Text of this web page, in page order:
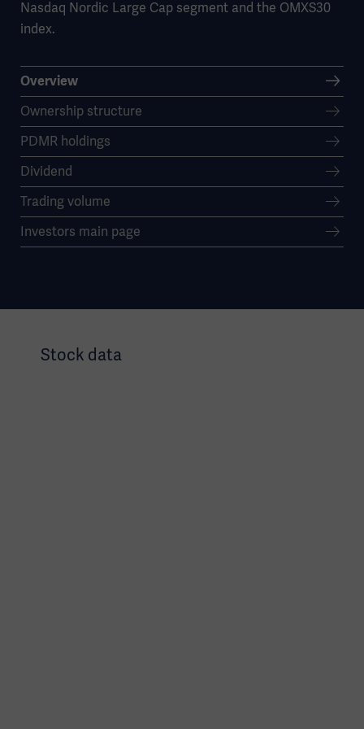
Nasdaq Nordic Large Cap segment and the OMXS30
index.
Overview
Ownership structure
PDMR holdings
Dividend
Trading volume
Investors main page
Stock data